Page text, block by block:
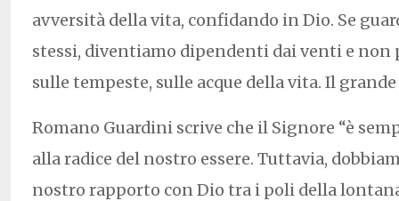
avversità della vita, confidando in Dio. Se
stessi, diventiamo dipendenti dai venti e non
sulle tempeste, sulle acque della vita. Il
Romano Guardini scrive che il Signore “è
alla radice del nostro essere. Tuttavia,
nostro rapporto con Dio tra i poli della